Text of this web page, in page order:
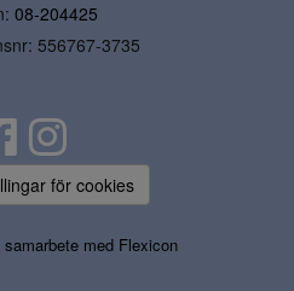
08-204425
556767-3735
för cookies
med Flexicon